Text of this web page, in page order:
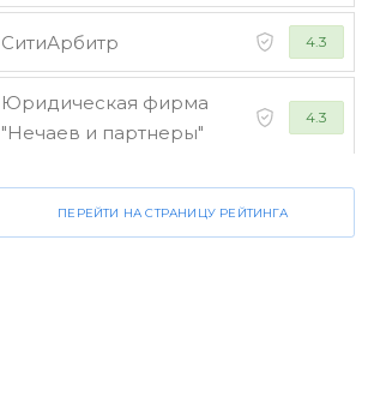
СитиАрбитр 4.3
Юридическая фирма
"Нечаев и партнеры"
4.3
Стороженко и партнеры 4.2
ПЕРЕЙТИ НА СТРАНИЦУ РЕЙТИНГА